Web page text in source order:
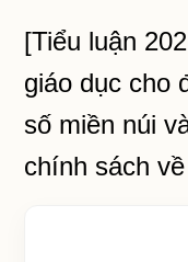
[Tiểu luận
giáo dục cho
số miền núi
chính sách